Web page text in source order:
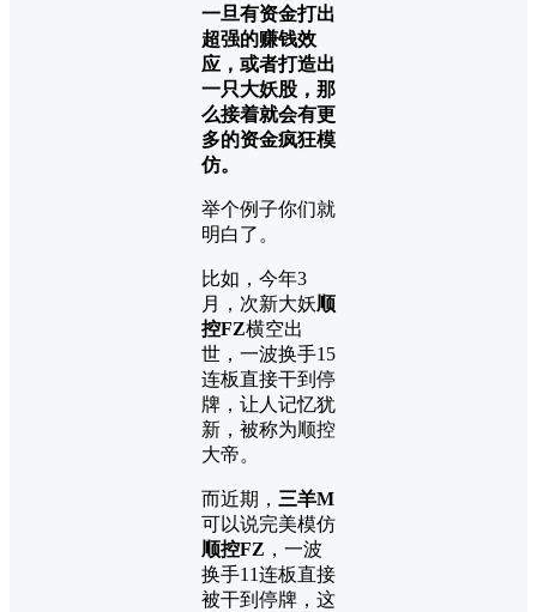
一旦有资金打出
超强的赚钱效
应，或者打造出
一只大妖股，那
么接着就会有更
多的资金疯狂模
仿。
举个例子你们就
明白了。
比如，今年3
月，次新大妖顺
控FZ横空出
世，一波换手15
连板直接干到停
牌，让人记忆犹
新，被称为顺控
大帝。
而近期， 三羊M
可以说完美模仿
顺控FZ ，一波
换手11连板直接
被干到停牌，这